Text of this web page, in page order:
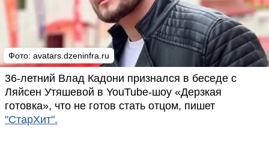
Фото: avatars.dzeninfra.ru
36-летний Влад Кадони признался в беседе с
Ляйсен Утяшевой в YouTube-шоу «Дерзкая
готовка», что не готов стать отцом, пишет
"СтарХит".